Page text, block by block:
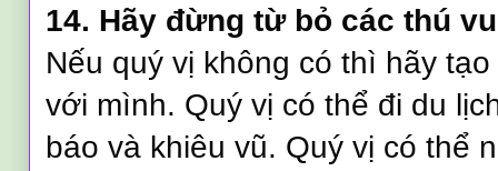
14. Hãy đừng từ bỏ các thú
Nếu quý vị không có thì hãy
với mình. Quý vị có thể đi du
báo và khiêu vũ. Quý vị có thể